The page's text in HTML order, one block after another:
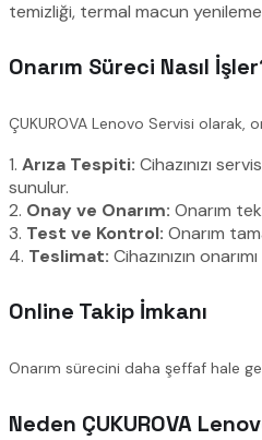
temizliği, termal macun
Onarım Süreci Nasıl
ÇUKUROVA Lenovo Servisi olarak,
1. Arıza Tespiti: Cihazınızı
sunulur.
2. Onay ve Onarım: Onarım
3. Test ve Kontrol: Onarım
4. Teslimat: Cihazınızın
Online Takip İmkanı
Onarım sürecini daha şeffaf hale
Neden ÇUKUROVA